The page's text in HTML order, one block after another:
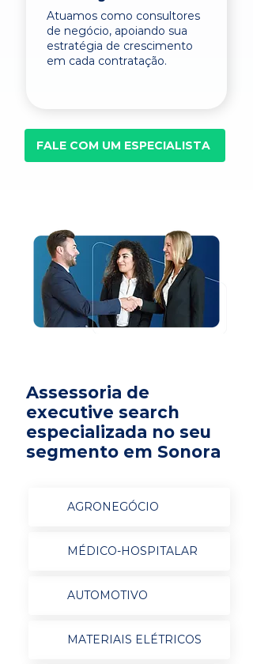
Atuamos como consultores
de negócio, apoiando sua
estratégia de crescimento
em cada contratação.
FALE COM UM ESPECIALISTA
Assessoria de
executive search
especializada no seu
segmento em Sonora
AGRONEGÓCIO
MÉDICO-HOSPITALAR
AUTOMOTIVO
MATERIAIS ELÉTRICOS